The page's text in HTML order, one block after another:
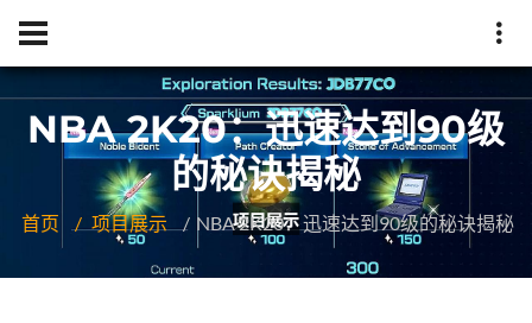
NBA 2K20：迅速达到90级
的秘诀揭秘
首页 项目展示 NBA 2K20：迅速达到90级的秘诀揭秘